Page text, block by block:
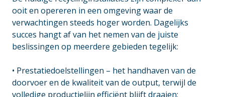
ooit en opereren in een omgeving waar de
verwachtingen steeds hoger worden. Dagelijks
succes hangt af van het nemen van de juiste
beslissingen op meerdere gebieden tegelijk:
• Prestatiedoelstellingen – het handhaven van de
doorvoer en de kwaliteit van de output, terwijl de
volledige productielijn efficiënt blijft draaien;